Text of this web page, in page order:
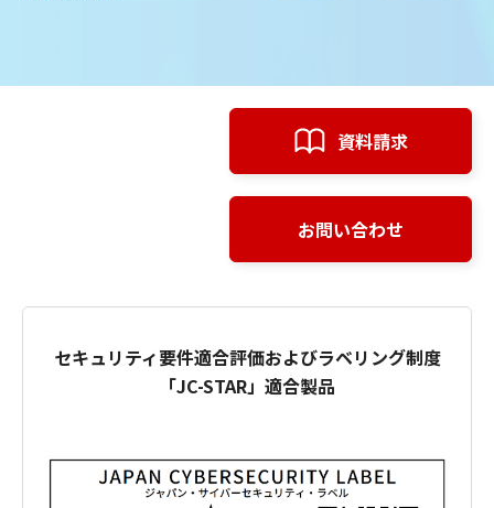
資料請求
お問い合わせ
セキュリティ要件適合評価およびラベリング制度
「JC-STAR」適合製品